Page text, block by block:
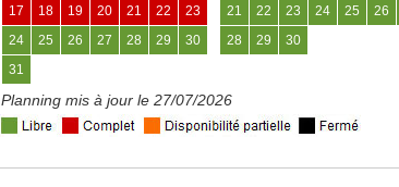
17 18 19 20 21 22 23
24 25 26 27 28 29 30
31
21 22 23 24 25 26
28 29 30
Planning mis à jour le 27/07/2026